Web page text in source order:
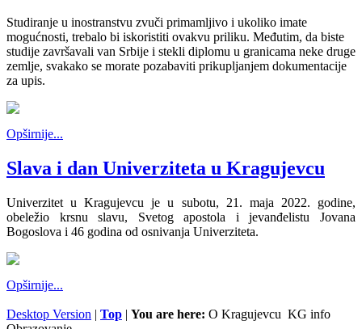
Studiranje u inostranstvu zvuči primamljivo i ukoliko imate
mogućnosti, trebalo bi iskoristiti ovakvu priliku. Međutim, da biste
studije završavali van Srbije i stekli diplomu u granicama neke druge
zemlje, svakako se morate pozabaviti prikupljanjem dokumentacije
za upis.
Opširnije...
Slava i dan Univerziteta u Kragujevcu
Univerzitet u Kragujevcu je u subotu, 21. maja 2022. godine,
obeležio krsnu slavu, Svetog apostola i jevanđelistu Jovana
Bogoslova i 46 godina od osnivanja Univerziteta.
Opširnije...
Desktop Version | Top | You are here: O Kragujevcu KG info